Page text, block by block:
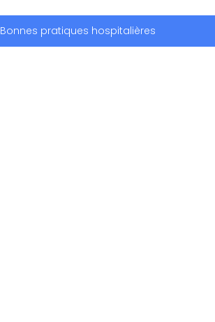
pratiques hospitalières